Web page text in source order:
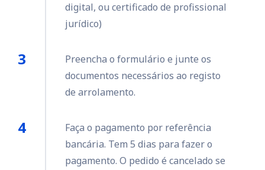
digital, ou certificado de profissional
jurídico)
Preencha o formulário e junte os
documentos necessários ao registo
de arrolamento.
Faça o pagamento por referência
bancária. Tem 5 dias para fazer o
pagamento. O pedido é cancelado se